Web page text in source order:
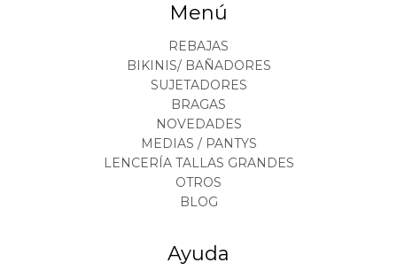
Menú
REBAJAS
BIKINIS/ BAÑADORES
SUJETADORES
BRAGAS
NOVEDADES
MEDIAS / PANTYS
LENCERÍA TALLAS GRANDES
OTROS
BLOG
Ayuda